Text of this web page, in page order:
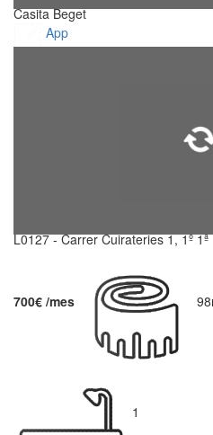
Casita Beget
App
L0127 - Carrer Cuirateries 1, 1º 1ª
700€ /mes
1